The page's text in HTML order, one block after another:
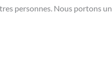
personnes. Nous portons